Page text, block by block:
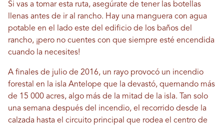
Si vas a tomar esta ruta, asegúrate de tener las botellas
llenas antes de ir al rancho. Hay una manguera con agua
potable en el lado este del edificio de los baños del
rancho, ¡pero no cuentes con que siempre esté encendida
cuando la necesites!
A finales de julio de 2016, un rayo provocó un incendio
forestal en la isla Antelope que la devastó, quemando más
de 15 000 acres, algo más de la mitad de la isla. Tan solo
una semana después del incendio, el recorrido desde la
calzada hasta el circuito principal que rodea el centro de